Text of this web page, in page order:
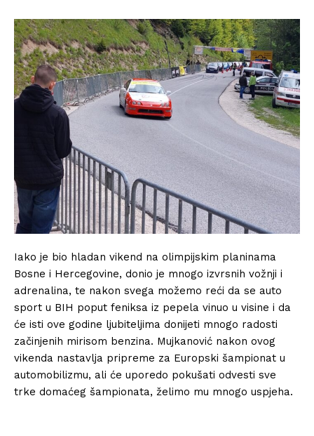
Iako je bio hladan vikend na olimpijskim planinama
Bosne i Hercegovine, donio je mnogo izvrsnih vožnji i
adrenalina, te nakon svega možemo reći da se auto
sport u BIH poput feniksa iz pepela vinuo u visine i da
će isti ove godine ljubiteljima donijeti mnogo radosti
začinjenih mirisom benzina. Mujkanović nakon ovog
vikenda nastavlja pripreme za Europski šampionat u
automobilizmu, ali će uporedo pokušati odvesti sve
trke domaćeg šampionata, želimo mu mnogo uspjeha.